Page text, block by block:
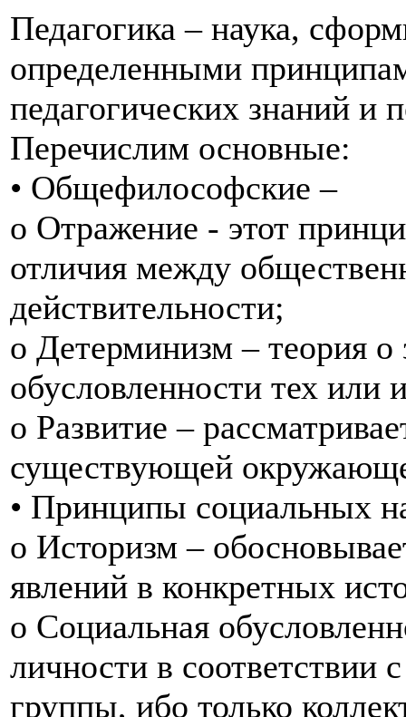
Педагогика – наука,
определенными
педагогических знаний и
Перечислим основные:
• Общефилософские –
o Отражение - этот
отличия между
действительности;
o Детерминизм – теория
обусловленности тех или
o Развитие –
существующей
• Принципы социальных
o Историзм –
явлений в конкретных
o Социальная
личности в соответствии
группы, ибо только